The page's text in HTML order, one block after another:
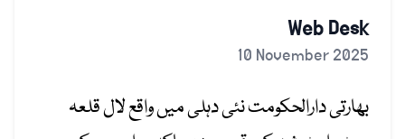
Web Desk
10 November 2025
بھارتی دارالحکومت نئی دہلی میں واقع لال قلعہ